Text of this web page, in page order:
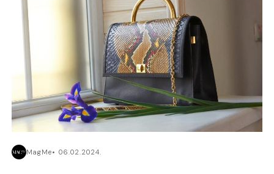
MagMe 06.02.2024.